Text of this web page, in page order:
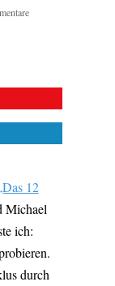
12
Michael
ich:
durch